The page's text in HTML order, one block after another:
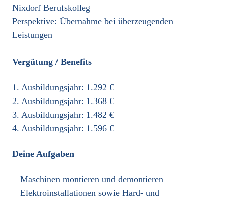
Nixdorf Berufskolleg
Perspektive: Übernahme bei überzeugenden
Leistungen
Vergütung / Benefits
1. Ausbildungsjahr: 1.292 €
2. Ausbildungsjahr: 1.368 €
3. Ausbildungsjahr: 1.482 €
4. Ausbildungsjahr: 1.596 €
Deine Aufgaben
Maschinen montieren und demontieren
Elektroinstallationen sowie Hard- und